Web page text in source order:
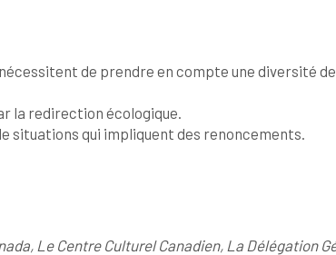
de prendre en compte une diversité
la redirection écologique.
situations qui impliquent des renoncements.
Le Centre Culturel Canadien, La Délégation